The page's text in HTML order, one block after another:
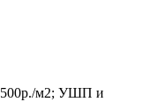
м2; УШП и